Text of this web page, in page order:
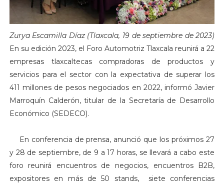
Zurya Escamilla Díaz (Tlaxcala, 19 de septiembre de 2023)
En su edición 2023, el Foro Automotriz Tlaxcala reunirá a 22
empresas tlaxcaltecas compradoras de productos y
servicios para el sector con la expectativa de superar los
411 millones de pesos negociados en 2022, informó Javier
Marroquín Calderón, titular de la Secretaría de Desarrollo
Económico (SEDECO).
En conferencia de prensa, anunció que los próximos 27
y 28 de septiembre, de 9 a 17 horas, se llevará a cabo este
foro reunirá encuentros de negocios, encuentros B2B,
expositores en más de 50 stands, siete conferencias